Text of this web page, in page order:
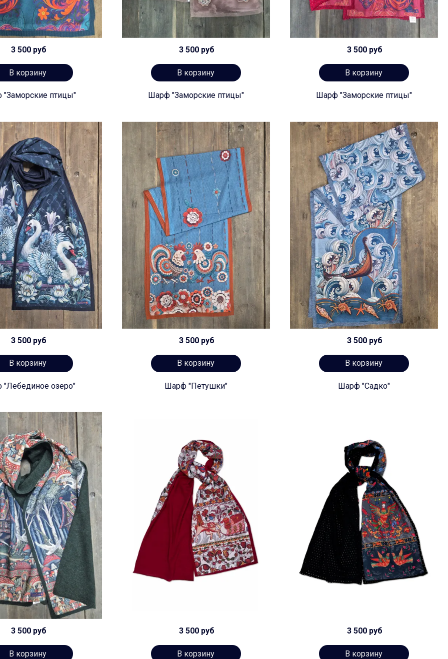
3 500 руб
В корзину
птицы"
3 500 руб
В корзину
Шарф "Заморские птицы"
3 500 руб
В корзину
Шарф "Заморские птицы"
3 500 руб
В корзину
озеро"
3 500 руб
В корзину
Шарф "Петушки"
3 500 руб
В корзину
Шарф "Садко"
3 500 руб
В корзину
3 500 руб
В корзину
3 500 руб
В корзину